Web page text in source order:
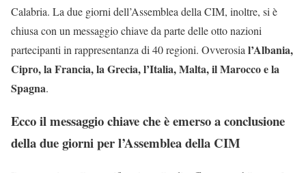
Calabria. La due giorni dell’Assemblea della CIM, inoltre, si è
chiusa con un messaggio chiave da parte delle otto nazioni
partecipanti in rappresentanza di 40 regioni. Ovverosia l’Albania,
Cipro, la Francia, la Grecia, l’Italia, Malta, il Marocco e la
Spagna.
Ecco il messaggio chiave che è emerso a conclusione
della due giorni per l’Assemblea della CIM